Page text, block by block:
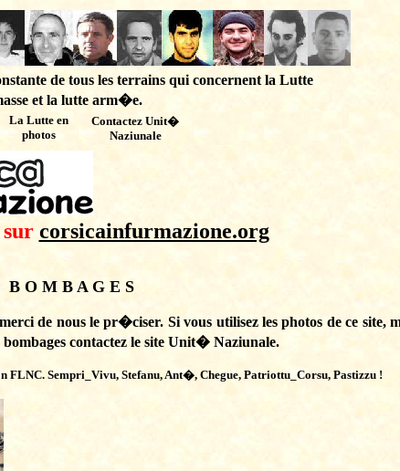
de tous les terrains qui concernent la Lutte
et la lutte arm�e.
La Lutte en
photos
Contactez Unit�
Naziunale
corsicainfurmazione.org
B O M B A G E S
de nous le pr�ciser. Si vous utilisez les photos de ce site,
contactez le site Unit� Naziunale.
Sempri_Vivu, Stefanu, Ant�, Chegue, Patriottu_Corsu, Pastizzu !